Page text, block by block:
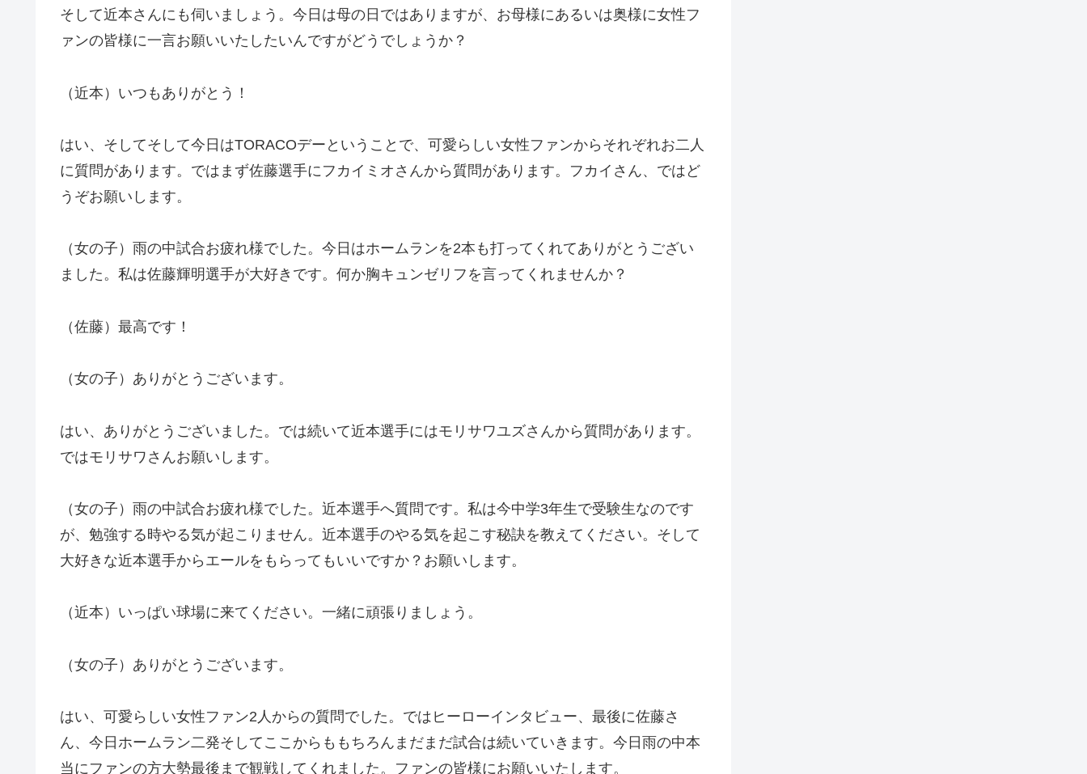
そして近本さんにも伺いましょう。今日は母の日ではありますが、お母様にあるいは奥様に女性フ
ァンの皆様に一言お願いいたしたいんですがどうでしょうか？
（近本）いつもありがとう！
はい、そしてそして今日はTORACOデーということで、可愛らしい女性ファンからそれぞれお二人
に質問があります。ではまず佐藤選手にフカイミオさんから質問があります。フカイさん、ではど
うぞお願いします。
（女の子）雨の中試合お疲れ様でした。今日はホームランを2本も打ってくれてありがとうござい
ました。私は佐藤輝明選手が大好きです。何か胸キュンゼリフを言ってくれませんか？
（佐藤）最高です！
（女の子）ありがとうございます。
はい、ありがとうございました。では続いて近本選手にはモリサワユズさんから質問があります。
ではモリサワさんお願いします。
（女の子）雨の中試合お疲れ様でした。近本選手へ質問です。私は今中学3年生で受験生なのです
が、勉強する時やる気が起こりません。近本選手のやる気を起こす秘訣を教えてください。そして
大好きな近本選手からエールをもらってもいいですか？お願いします。
（近本）いっぱい球場に来てください。一緒に頑張りましょう。
（女の子）ありがとうございます。
はい、可愛らしい女性ファン2人からの質問でした。ではヒーローインタビュー、最後に佐藤さ
ん、今日ホームラン二発そしてここからももちろんまだまだ試合は続いていきます。今日雨の中本
当にファンの方大勢最後まで観戦してくれました。ファンの皆様にお願いいたします。